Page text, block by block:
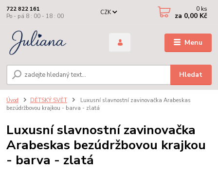
Menu
CZK
Hledat
722 822 161
Po - pá 8 : 00 - 18 : 00
0 ks
za 0,00 Kč
Úvod DĚTSKÝ SVĚT
Luxusní slavnostní zavinovačka Arabeskas
bezúdržbovou krajkou - barva - zlatá
Luxusní slavnostní zavinovačka
Arabeskas bezúdržbovou krajkou
- barva - zlatá